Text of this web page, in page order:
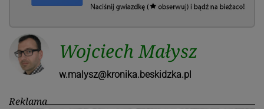
Wojciech Małysz
w.malysz@kronika.beskidzka.pl
Reklama